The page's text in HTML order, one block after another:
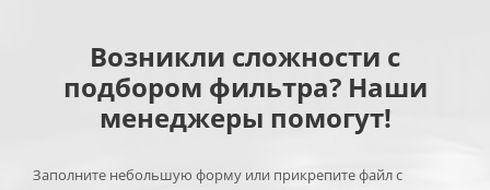
Возникли сложности с
подбором фильтра? Наши
менеджеры помогут!
Заполните небольшую форму или прикрепите файл с